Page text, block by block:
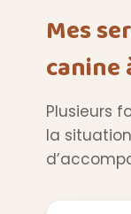
Mes
canine
Plusieurs
la